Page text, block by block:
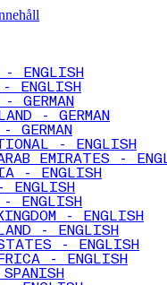
- ENGLISH
- ENGLISH
GERMAN
- GERMAN
- GERMAN
- ENGLISH
EMIRATES -
- ENGLISH
ENGLISH
- ENGLISH
- ENGLISH
- ENGLISH
- ENGLISH
- ENGLISH